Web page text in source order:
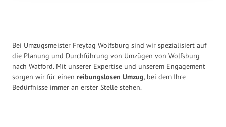
Bei Umzugsmeister Freytag Wolfsburg sind wir spezialisiert auf
die Planung und Durchführung von Umzügen von Wolfsburg
nach Watford. Mit unserer Expertise und unserem Engagement
sorgen wir für einen reibungslosen Umzug, bei dem Ihre
Bedürfnisse immer an erster Stelle stehen.